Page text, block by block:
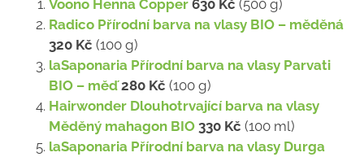
Voono Henna Copper 630 Kč (500 g)
Radico Přírodní barva na vlasy BIO – měděná
320 Kč (100 g)
laSaponaria Přírodní barva na vlasy Parvati
BIO – měď 280 Kč (100 g)
Hairwonder Dlouhotrvající barva na vlasy
Měděný mahagon BIO 330 Kč (100 ml)
laSaponaria Přírodní barva na vlasy Durga